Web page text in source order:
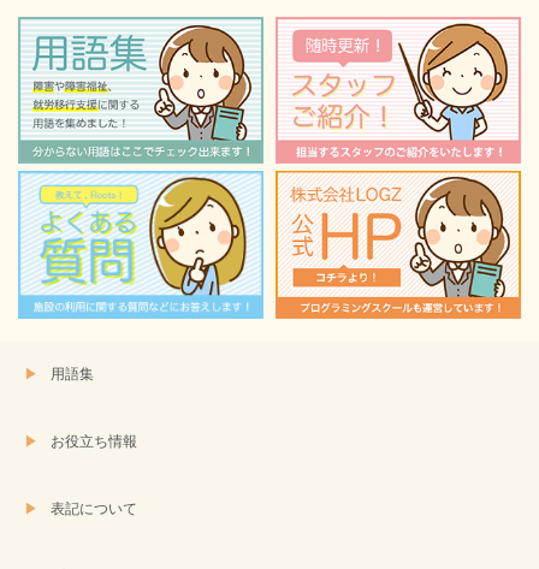
ウ
ィ
ン
ド
ウ
で
開
き
ま
す)
て
く
だ
さ
い
(新
し
い
ウ
ィ
ン
ド
ウ
で
開
き
ま
す)
用語集
お役立ち情報
表記について